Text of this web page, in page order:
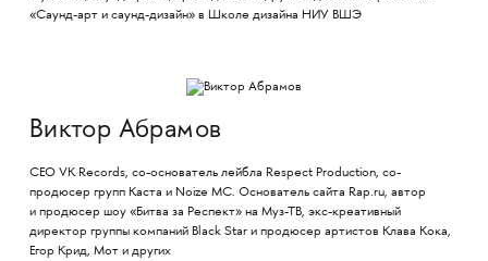
«Саунд-арт и саунд-дизайн» в Школе дизайна НИУ ВШЭ
Виктор Абрамов
CEO VK Records, со-основатель лейбла Respect Production, со-
продюсер групп Каста и Noize MC. Основатель сайта Rap.ru, автор
и продюсер шоу «Битва за Респект» на Муз-ТВ, экс-креативный
директор группы компаний Black Star и продюсер артистов Клава Кока,
Егор Крид, Мот и других